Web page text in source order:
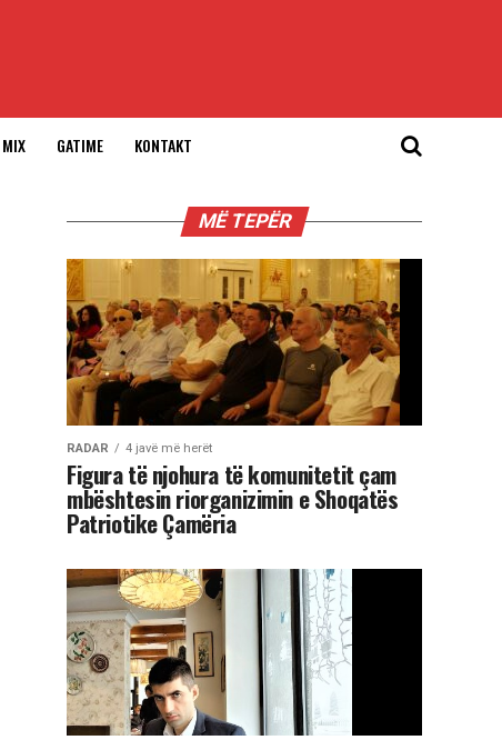
MIX GATIME KONTAKT
MË TEPËR
RADAR 4 javë më herët
Figura të njohura të komunitetit çam
mbështesin riorganizimin e Shoqatës
Patriotike Çamëria